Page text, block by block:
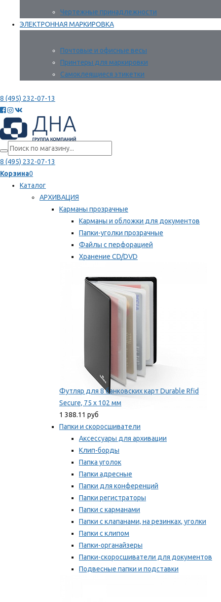
Чертежные принадлежности
ЭЛЕКТРОННАЯ МАРКИРОВКА
Почтовые и офисные весы
Принтеры для маркировки
Самоклеящиеся этикетки
8 (495) 232-07-13
8 (495) 232-07-13
Корзина0
Каталог
АРХИВАЦИЯ
Карманы прозрачные
Карманы и обложки для документов
Папки-уголки прозрачные
Файлы с перфорацией
Хранение CD/DVD
Мы рекомендуем
Футляр для 8 банковских карт Durable Rfid
Secure, 75 х 102 мм
1 388.11 руб
Папки и скоросшиватели
Аксессуары для архивации
Клип-борды
Папка уголок
Папки адресные
Папки для конференций
Папки регистраторы
Папки с карманами
Папки с клапанами, на резинках, уголки
Папки с клипом
Папки-органайзеры
Папки-скоросшиватели для документов
Подвесные папки и подставки